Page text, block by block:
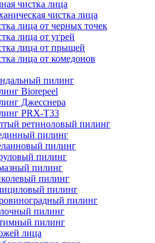
чистка лица
чистка лица
лица от черных точек
лица от угрей
лица от прыщей
лица от комедонов
пилинг
Biorepeel
Джесснера
PRX-T33
ретиноловый пилинг
пилинг
пилинг
пилинг
пилинг
пилинг
пилинг
пилинг
пилинг
пилинг
лица